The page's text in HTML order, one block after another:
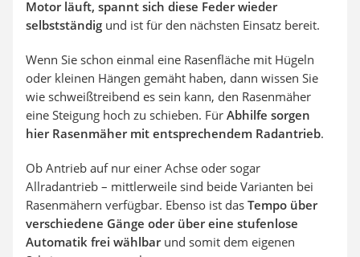
Motor läuft, spannt sich diese Feder wieder
selbstständig und ist für den nächsten Einsatz bereit.
Wenn Sie schon einmal eine Rasenfläche mit Hügeln
oder kleinen Hängen gemäht haben, dann wissen Sie
wie schweißtreibend es sein kann, den Rasenmäher
eine Steigung hoch zu schieben. Für Abhilfe sorgen
hier Rasenmäher mit entsprechendem Radantrieb.
Ob Antrieb auf nur einer Achse oder sogar
Allradantrieb – mittlerweile sind beide Varianten bei
Rasenmähern verfügbar. Ebenso ist das Tempo über
verschiedene Gänge oder über eine stufenlose
Automatik frei wählbarund somit dem eigenen